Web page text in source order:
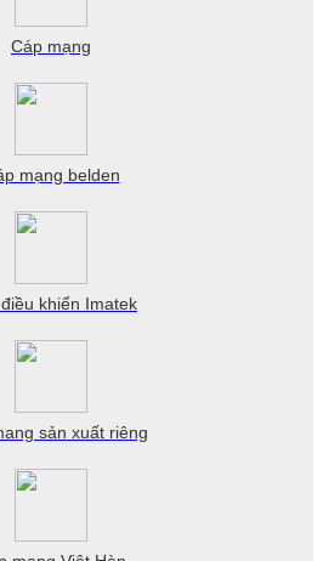
Cáp mạng
mạng belden
khiển Imatek
sản xuất riêng